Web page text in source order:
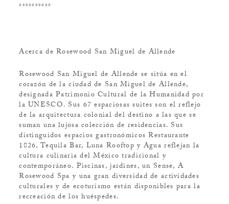
**********
Acerca de Rosewood San Miguel de Allende
Rosewood San Miguel de Allende se sitúa en el
corazón de la ciudad de San Miguel de Allende,
designada Patrimonio Cultural de la Humanidad por
la UNESCO. Sus 67 espaciosas suites son el reflejo
de la arquitectura colonial del destino a las que se
suman una lujosa colección de residencias. Sus
distinguidos espacios gastronómicos Restaurante
1826, Tequila Bar, Luna Rooftop y Agua reflejan la
cultura culinaria del México tradicional y
contemporáneo. Piscinas, jardines, un Sense, A
Rosewood Spa y una gran diversidad de actividades
culturales y de ecoturismo están disponibles para la
recreación de los huéspedes.